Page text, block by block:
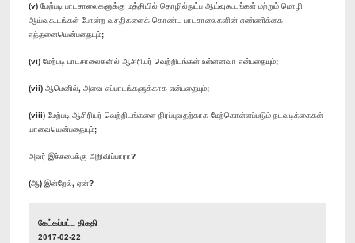
(v) மேற்படி பாடசாலைகளுக்கு மத்தியில் தொழில்நுட்ப ஆய்வுகூடங்கள் மற்றும் மொழி
ஆய்வுகூடங்கள் போன்ற வசதிகளைக் கொண்ட பாடசாலைகளின் எண்ணிக்கை
எத்தனையென்பதையும்;
(vi) மேற்படி பாடசாலைகளில் ஆசிரியர் வெற்றிடங்கள் உள்ளனவா என்பதையும்;
(vii) ஆமெனில், அவை எப்பாடங்களுக்காக என்பதையும்;
(viii) மேற்படி ஆசிரியர் வெற்றிடங்களை நிரப்புவதற்காக மேற்கொள்ளப்படும் நடவடிக்கைகள்
யாவையென்பதையும்;
அவர் இச்சபைக்கு அறிவிப்பாரா?
(ஆ) இன்றேல், ஏன்?
கேட்கப்பட்ட திகதி
2017-02-22